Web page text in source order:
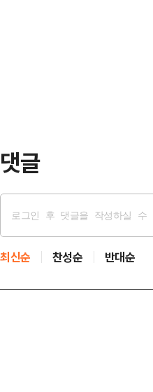
댓글
최신순 찬성순 반대순